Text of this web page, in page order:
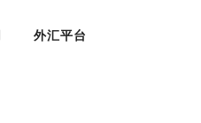
外汇平台